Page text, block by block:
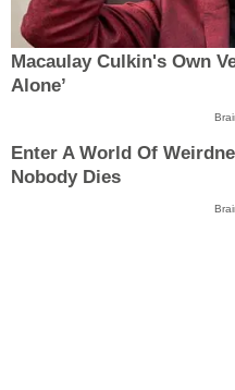
Macaulay Culkin's Own
Alone’
Enter A World Of
Nobody Dies